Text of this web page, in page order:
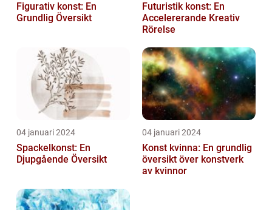
Figurativ konst: En
Grundlig Översikt
Futuristik konst: En
Accelererande Kreativ
Rörelse
04 januari 2024
Spackelkonst: En
Djupgående Översikt
04 januari 2024
Konst kvinna: En grundlig
översikt över konstverk
av kvinnor